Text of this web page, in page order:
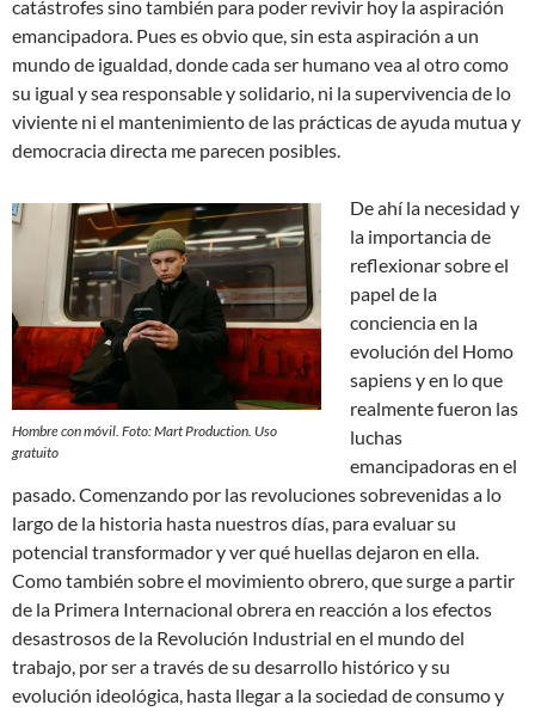
catástrofes sino también para poder revivir hoy la aspiración
emancipadora. Pues es obvio que, sin esta aspiración a un
mundo de igualdad, donde cada ser humano vea al otro como
su igual y sea responsable y solidario, ni la supervivencia de lo
viviente ni el mantenimiento de las prácticas de ayuda mutua y
democracia directa me parecen posibles.
Hombre con móvil. Foto: Mart Production. Uso
gratuito
De ahí la necesidad y
la importancia de
reflexionar sobre el
papel de la
conciencia en la
evolución del Homo
sapiens y en lo que
realmente fueron las
luchas
emancipadoras en el
pasado. Comenzando por las revoluciones sobrevenidas a lo
largo de la historia hasta nuestros días, para evaluar su
potencial transformador y ver qué huellas dejaron en ella.
Como también sobre el movimiento obrero, que surge a partir
de la Primera Internacional obrera en reacción a los efectos
desastrosos de la Revolución Industrial en el mundo del
trabajo, por ser a través de su desarrollo histórico y su
evolución ideológica, hasta llegar a la sociedad de consumo y